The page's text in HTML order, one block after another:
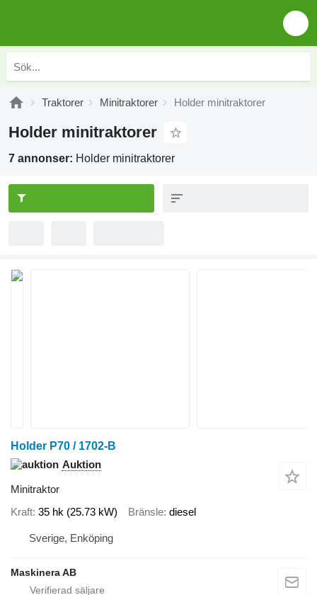
Traktorer Minitraktorer Holder minitraktorer
Holder minitraktorer
7 annonser: Holder minitraktorer
Holder P70 / 1702-B
Auktion
Minitraktor
Kraft 35 hk (25.73 kW) Bränsle diesel
Sverige, Enköping
Maskinera AB